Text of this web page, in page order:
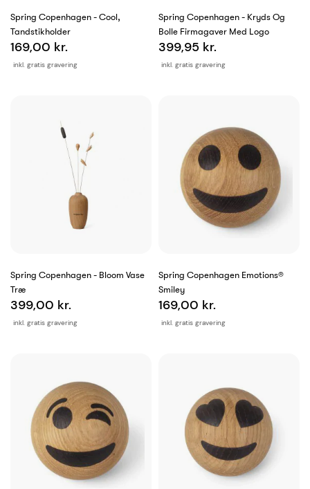
Spring Copenhagen - Cool,
Tandstikholder
inkl. gratis gravering
169,00 kr.
Spring Copenhagen - Kryds Og
Bolle Firmagaver Med Logo
inkl. gratis gravering
399,95 kr.
Spring Copenhagen - Bloom Vase
Træ
inkl. gratis gravering
399,00 kr.
Spring Copenhagen Emotions®
Smiley
inkl. gratis gravering
169,00 kr.